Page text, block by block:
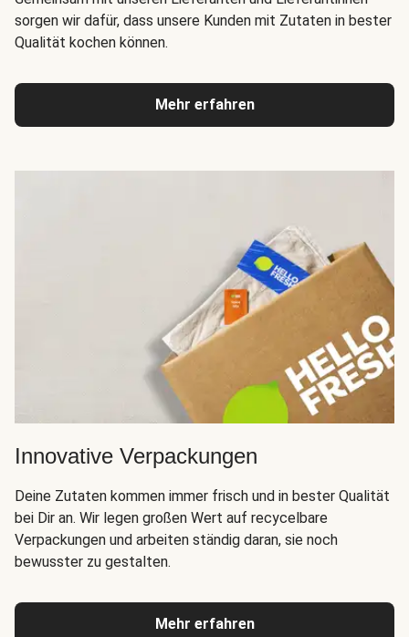
sorgen wir dafür, dass unsere Kunden mit Zutaten in bester
Qualität kochen können.
Mehr erfahren
Innovative Verpackungen
Deine Zutaten kommen immer frisch und in bester Qualität
bei Dir an. Wir legen großen Wert auf recycelbare
Verpackungen und arbeiten ständig daran, sie noch
bewusster zu gestalten.
Mehr erfahren